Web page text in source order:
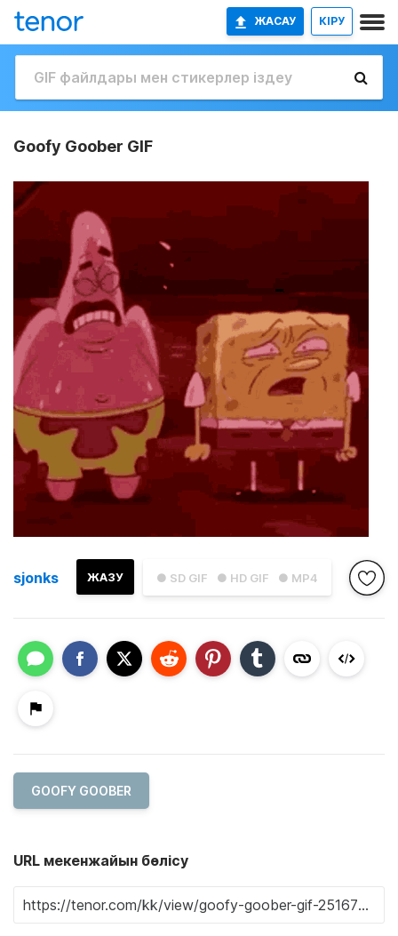
ЖАСАУ КІРУ
Goofy Goober GIF
● SD GIF ● HD GIF ● MP4
ЖАЗУ
sjonks
GOOFY GOOBER
URL мекенжайын бөлісу